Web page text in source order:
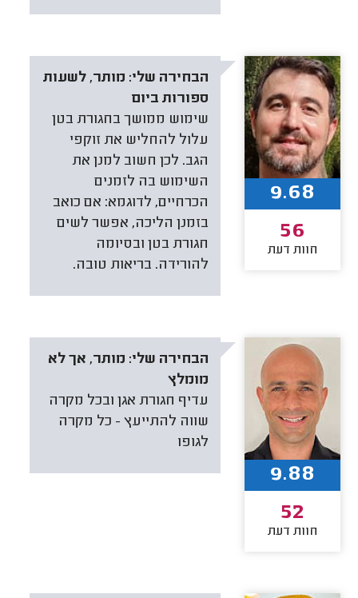
הבחירה שלי: מותר, לשעות
ספורות ביום
שימוש ממושך בחגורת בטן
עלול להחליש את זוקפי
הגב. לכן חשוב למנן את
השימוש בה לזמנים
הכרחיים, לדוגמא: אם כואב
בזמנן הליכה, אפשר לשים
חגורת בטן ובסיומה
להורידה. בריאות טובה.
9.68
56
חוות דעת
הבחירה שלי: מותר, אך לא
מומלץ
עדיף חגורת אגן ובכל מקרה
שווה להתייעץ - כל מקרה
לגופו
9.88
52
חוות דעת